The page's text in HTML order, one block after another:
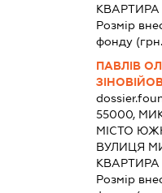
КВАРТИРА
Розмір
фонду
ПАВЛІВ
55000,
МІСТО
ВУЛИЦЯ
КВАРТИРА
Розмір